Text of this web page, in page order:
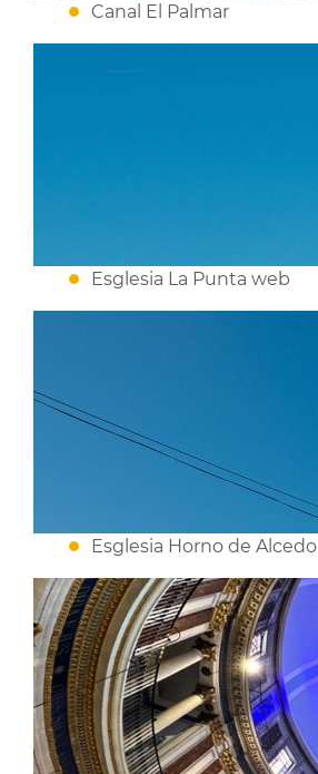
Canal El Palmar
Esglesia La Punta web
Esglesia Horno de Alcedo